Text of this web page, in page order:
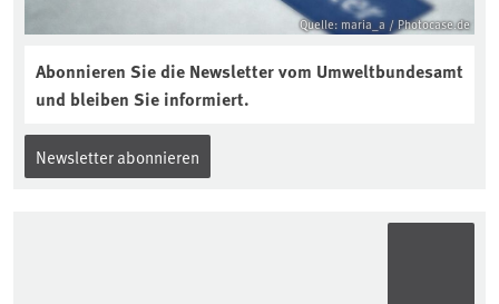
Quelle: maria_a / Photocase.de
Abonnieren Sie die Newsletter vom Umweltbundesamt
und bleiben Sie informiert.
Newsletter abonnieren